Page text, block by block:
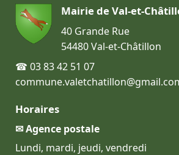
Mairie de Val-et-
40 Grande Rue
54480 Val-et-Châtillon
☎ 03 83 42 51 07
Horaires
✉ Agence postale
Lundi, mardi, jeudi, vendredi